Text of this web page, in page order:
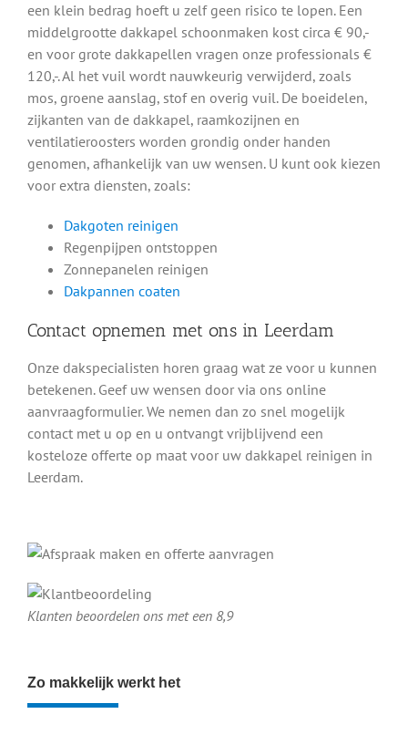
een klein bedrag hoeft u zelf geen risico te lopen. Een
middelgrootte dakkapel schoonmaken kost circa € 90,-
en voor grote dakkapellen vragen onze professionals €
120,-. Al het vuil wordt nauwkeurig verwijderd, zoals
mos, groene aanslag, stof en overig vuil. De boeidelen,
zijkanten van de dakkapel, raamkozijnen en
ventilatieroosters worden grondig onder handen
genomen, afhankelijk van uw wensen. U kunt ook kiezen
voor extra diensten, zoals:
Dakgoten reinigen
Regenpijpen ontstoppen
Zonnepanelen reinigen
Dakpannen coaten
Contact opnemen met ons in Leerdam
Onze dakspecialisten horen graag wat ze voor u kunnen
betekenen. Geef uw wensen door via ons online
aanvraagformulier. We nemen dan zo snel mogelijk
contact met u op en u ontvangt vrijblijvend een
kosteloze offerte op maat voor uw dakkapel reinigen in
Leerdam.
Klanten beoordelen ons met een 8,9
Zo makkelijk werkt het